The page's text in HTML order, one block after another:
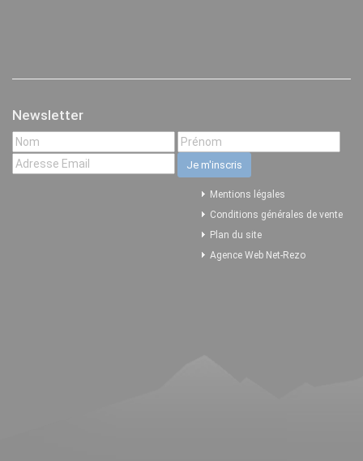
Newsletter
Mentions légales
Conditions générales de vente
Plan du site
Agence Web Net-Rezo